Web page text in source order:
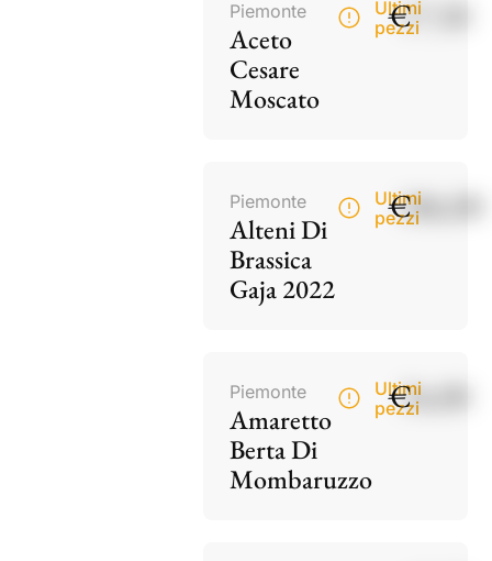
Piemonte
Aceto
Cesare
Moscato
Ultimi
pezzi
€17,50
Piemonte
Alteni Di
Brassica
Gaja 2022
Ultimi
pezzi
€186,00
Piemonte
Amaretto
Berta Di
Mombaruzzo
Ultimi
pezzi
€34,00